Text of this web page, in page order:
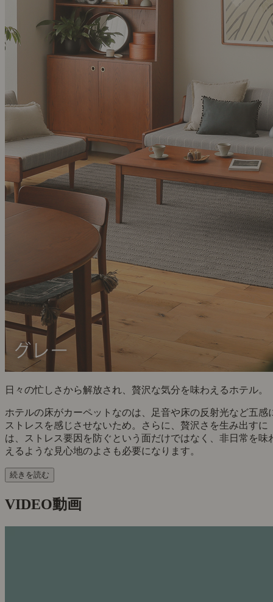
日々の忙しさから解放され、贅沢な気分を味わえるホテル。
ホテルの床がカーペットなのは、足音や床の反射光など五感
ストレスを感じさせないため。さらに、贅沢さを生み出すに
は、ストレス要因を防ぐという面だけではなく、非日常を味
えるような見心地のよさも必要になります。
続きを読む
VIDEO動画